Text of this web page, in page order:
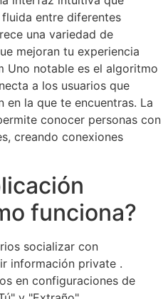
entre diferentes
una variedad de
mejoran tu experiencia
Uno notable es el algoritmo
a los usuarios que
en la que te encuentras. La
conocer personas con
creando conexiones
funciona?
socializar con
información private .
en configuraciones de